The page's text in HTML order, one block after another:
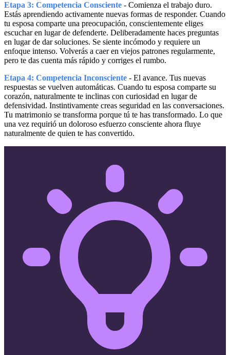
Etapa 3: Competencia Consciente - Comienza el trabajo duro.
Estás aprendiendo activamente nuevas formas de responder. Cuando
tu esposa comparte una preocupación, conscientemente eliges
escuchar en lugar de defenderte. Deliberadamente haces preguntas
en lugar de dar soluciones. Se siente incómodo y requiere un
enfoque intenso. Volverás a caer en viejos patrones regularmente,
pero te das cuenta más rápido y corriges el rumbo.
Etapa 4: Competencia Inconsciente - El avance. Tus nuevas
respuestas se vuelven automáticas. Cuando tu esposa comparte su
corazón, naturalmente te inclinas con curiosidad en lugar de
defensividad. Instintivamente creas seguridad en las conversaciones.
Tu matrimonio se transforma porque tú te has transformado. Lo que
una vez requirió un doloroso esfuerzo consciente ahora fluye
naturalmente de quien te has convertido.